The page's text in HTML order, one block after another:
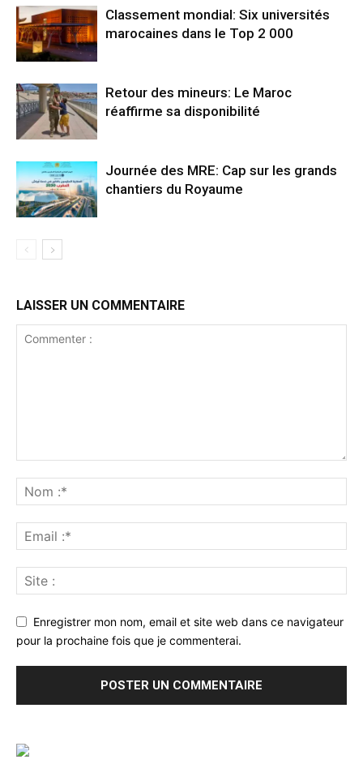
Classement mondial: Six universités
marocaines dans le Top 2 000
Retour des mineurs: Le Maroc
réaffirme sa disponibilité
Journée des MRE: Cap sur les grands
chantiers du Royaume
LAISSER UN COMMENTAIRE
Enregistrer mon nom, email et site web dans ce navigateur
pour la prochaine fois que je commenterai.